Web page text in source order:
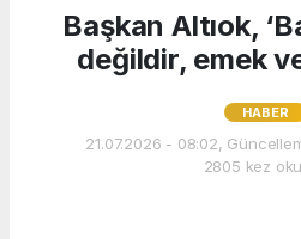
Başkan Altıok,
değildir, emek
HABER
21.07.2026 - 08:02,
2805 kez